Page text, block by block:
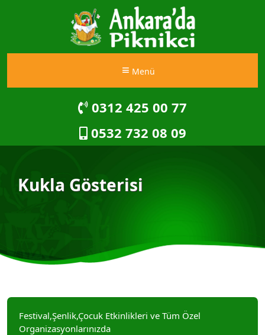
Menü
0312 425 00 77
0532 732 08 09
Kukla Gösterisi
Festival,Şenlik,Çocuk Etkinlikleri ve Tüm Özel
Organizasyonlarınızda